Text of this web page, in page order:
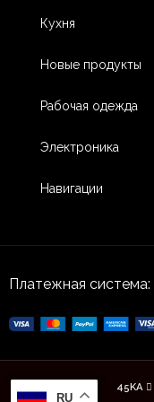
Кухня
Новые продукты
Рабочая одежда
Электроника
Навигации
Платежная система:
45KA
RU